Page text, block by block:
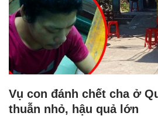
Vụ con đánh chết cha ở
thuẫn nhỏ, hậu quả lớn